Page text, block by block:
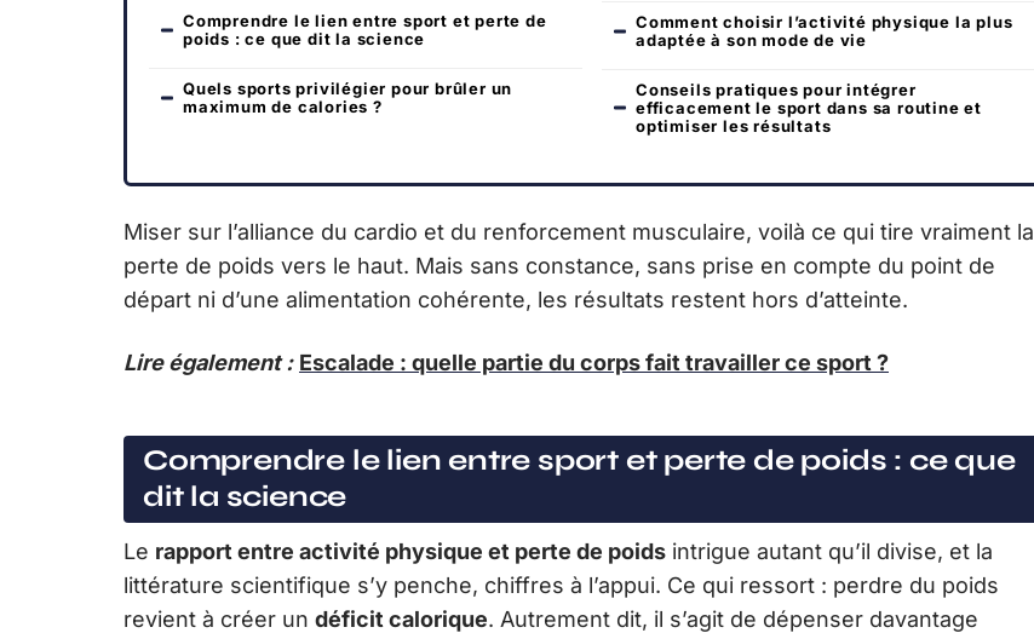
Comprendre le lien entre sport et perte de
poids : ce que dit la science
Quels sports privilégier pour brûler un
maximum de calories ?
Comment choisir l’activité physique la plus
adaptée à son mode de vie
Conseils pratiques pour intégrer
efficacement le sport dans sa routine et
optimiser les résultats
Miser sur l’alliance du cardio et du renforcement musculaire, voilà ce qui tire vraiment la
perte de poids vers le haut. Mais sans constance, sans prise en compte du point de
départ ni d’une alimentation cohérente, les résultats restent hors d’atteinte.
Lire également : Escalade : quelle partie du corps fait travailler ce sport ?
Comprendre le lien entre sport et perte de poids : ce que
dit la science
Le rapport entre activité physique et perte de poids intrigue autant qu’il divise, et la
littérature scientifique s’y penche, chiffres à l’appui. Ce qui ressort : perdre du poids
revient à créer un déficit calorique. Autrement dit, il s’agit de dépenser davantage